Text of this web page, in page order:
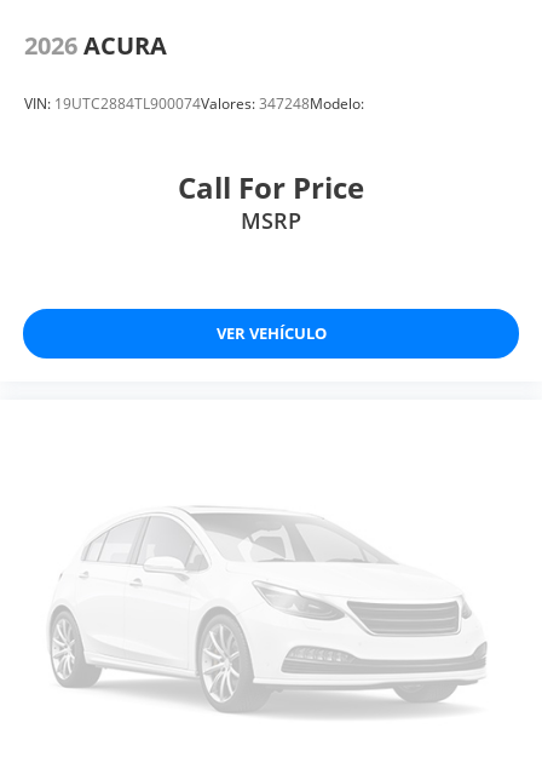
2026ACURA
VIN: 19UTC2884TL900074Valores:347248Modelo:
Call For Price
MSRP
VER VEHÍCULO